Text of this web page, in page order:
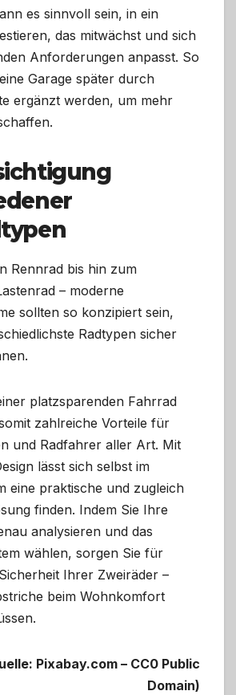
es sinnvoll sein, in ein
das mitwächst und sich
Anforderungen anpasst. So
Garage später durch
ergänzt werden, um mehr
Rennrad bis hin zum
– moderne
sollten so konzipiert sein,
Radtypen sicher
platzsparenden Fahrrad
zahlreiche Vorteile für
und Radfahrer aller Art. Mit
lässt sich selbst im
eine praktische und zugleich
finden. Indem Sie Ihre
analysieren und das
wählen, sorgen Sie für
Ihrer Zweiräder –
beim Wohnkomfort
Pixabay.com – CC0 Public
Domain)